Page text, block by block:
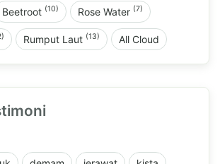
Beetroot (10) Rose Water (7)
Rumput Laut (13) All Cloud